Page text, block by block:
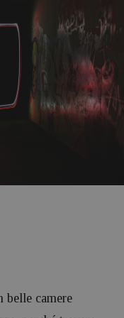
belle camere